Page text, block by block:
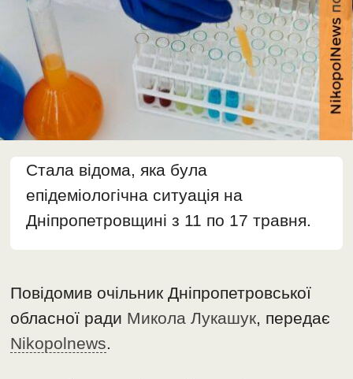
Стала відома, яка була
епідеміологічна ситуація на
Дніпропетровщині з 11 по 17 травня.
Повідомив очільник Дніпропетровської
обласної ради Микола Лукашук, передає
Nikopolnews.